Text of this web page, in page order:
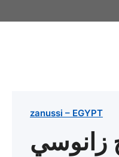
zanussi – EGYPT
زانوسي